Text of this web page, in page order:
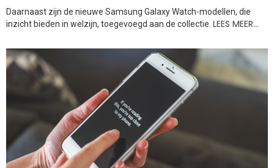
Daarnaast zijn de nieuwe Samsung Galaxy Watch-modellen, die
inzicht bieden in welzijn, toegevoegd aan de collectie. LEES MEER…